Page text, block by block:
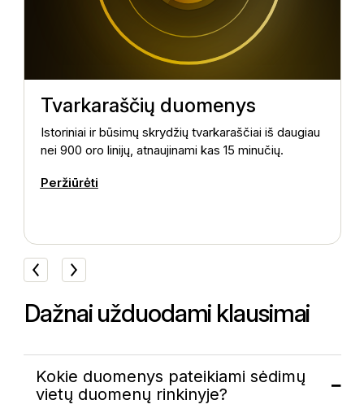
Tvarkaraščių duomenys
Istoriniai ir būsimų skrydžių tvarkaraščiai iš daugiau
nei 900 oro linijų, atnaujinami kas 15 minučių.
Peržiūrėti
Dažnai užduodami klausimai
Kokie duomenys pateikiami sėdimų
vietų duomenų rinkinyje?